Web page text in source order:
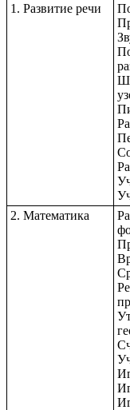
1. Развитие речи
2. Математика